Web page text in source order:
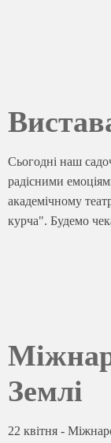
Сьогодні наш
радісними
академічному
курча". Будемо
Землі
22 квітня -